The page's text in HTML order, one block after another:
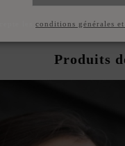
Produits
conditions générales